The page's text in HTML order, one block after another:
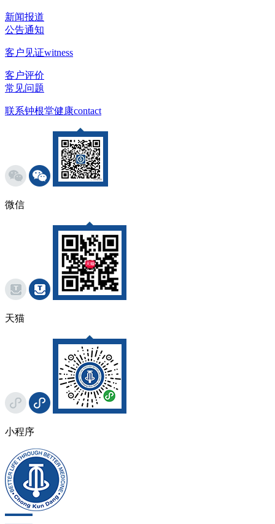
新闻报道
公告通知
客户见证witness
客户评价
常见问题
联系钟根堂健康contact
微信
天猫
小程序